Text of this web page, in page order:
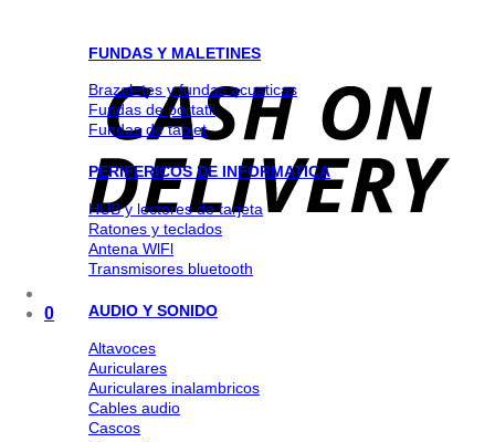
0
FUNDAS Y MALETINES
Brazaletes y fundas acuaticas
Fundas de portatil
Fundas de tablet
PERIFERICOS DE INFORMATICA
HUB y lectores de tarjeta
Ratones y teclados
Antena WlFl
Transmisores bluetooth
AUDIO Y SONIDO
Altavoces
Auriculares
Auriculares inalambricos
Cables audio
Cascos